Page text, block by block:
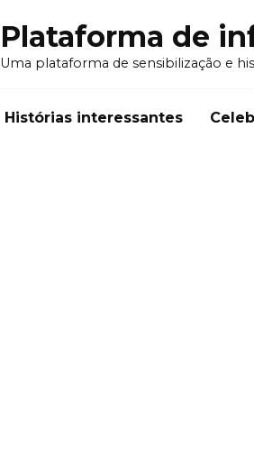
Plataforma de
Uma plataforma de sensibilização e
Histórias interessantes